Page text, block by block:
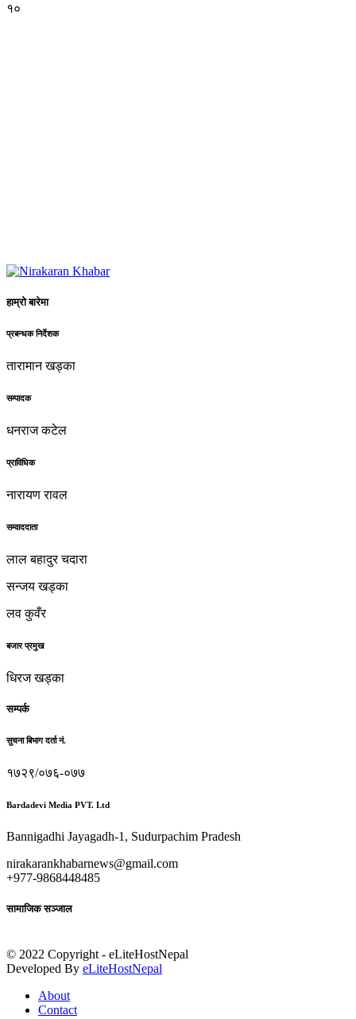
१०
हाम्रो बारेमा
प्रबन्धक निर्देशक
तारामान खड्का
सम्पादक
धनराज कटेल
प्राविधिक
नारायण रावल
सम्वाददाता
लाल बहादुर चदारा
सन्जय खड्का
लव कुवँर
बजार प्रमुख
धिरज खड्का
सम्पर्क
सुचना बिभाग दर्ता नं.
१७२९/०७६-०७७
Bardadevi Media PVT. Ltd
Bannigadhi Jayagadh-1, Sudurpachim Pradesh
nirakarankhabarnews@gmail.com
+977-9868448485
सामाजिक सञ्जाल
© 2022 Copyright - eLiteHostNepal
Developed By eLiteHostNepal
About
Contact